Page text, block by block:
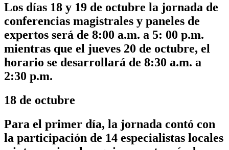
Los días 18 y 19 de octubre la jornada de
conferencias magistrales y paneles de
expertos será de 8:00 a.m. a 5: 00 p.m.
mientras que el jueves 20 de octubre, el
horario se desarrollará de 8:30 a.m. a
2:30 p.m.
18 de octubre
Para el primer día, la jornada contó con
la participación de 14 especialistas locales